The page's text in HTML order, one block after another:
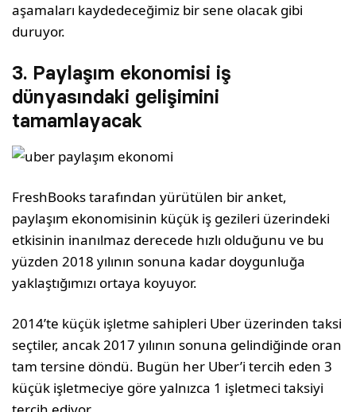
aşamaları kaydedeceğimiz bir sene olacak gibi
duruyor.
3. Paylaşım ekonomisi iş
dünyasındaki gelişimini
tamamlayacak
FreshBooks tarafından yürütülen bir anket,
paylaşım ekonomisinin küçük iş gezileri üzerindeki
etkisinin inanılmaz derecede hızlı olduğunu ve bu
yüzden 2018 yılının sonuna kadar doygunluğa
yaklaştığımızı ortaya koyuyor.
2014’te küçük işletme sahipleri Uber üzerinden taksi
seçtiler, ancak 2017 yılının sonuna gelindiğinde oran
tam tersine döndü. Bugün her Uber’i tercih eden 3
küçük işletmeciye göre yalnızca 1 işletmeci taksiyi